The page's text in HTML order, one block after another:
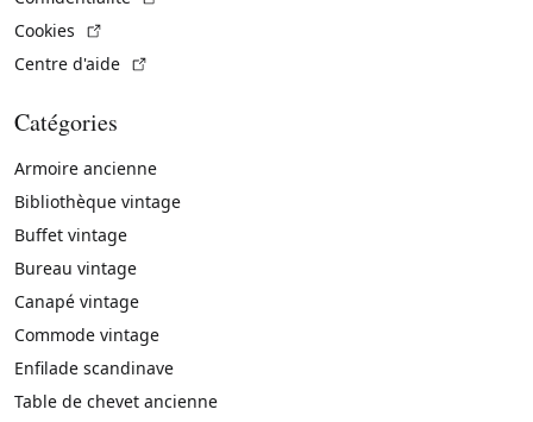
Cookies
Centre d'aide
Catégories
Armoire ancienne
Bibliothèque vintage
Buffet vintage
Bureau vintage
Canapé vintage
Commode vintage
Enfilade scandinave
Table de chevet ancienne